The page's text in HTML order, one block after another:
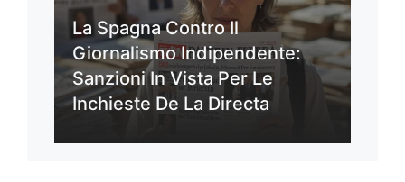
La Spagna Contro Il
Giornalismo Indipendente:
Sanzioni In Vista Per Le
Inchieste De La Directa